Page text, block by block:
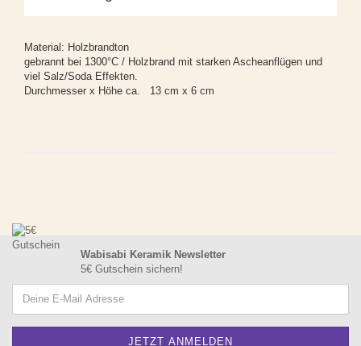
Material: Holzbrandton
gebrannt bei 1300°C / Holzbrand mit starken Ascheanflügen und
viel Salz/Soda Effekten.
Durchmesser x Höhe ca. 13 cm x 6 cm
Wabisabi Keramik Newsletter
5€ Gutschein sichern!